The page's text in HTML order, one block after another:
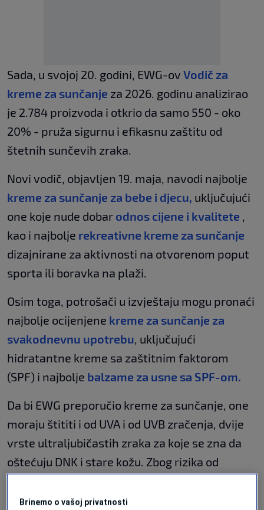
Sada, u svojoj 20. godini, EWG-ov Vodič za
kreme za sunčanje za 2026. godinu analizirao
je 2.784 proizvoda i otkrio da samo 550 - oko
20% - pruža sigurnu i efikasnu zaštitu od
štetnih sunčevih zraka.
Novi vodič, objavljen 19. maja, navodi najbolje
kreme za sunčanje za bebe i djecu, uključujući
one koje nude dobar odnos cijene i kvalitete
kao i najbolje rekreativne kreme za sunčanje
dizajnirane za aktivnosti na otvorenom poput
sporta ili boravka na plaži.
Osim toga, potrošači u izvještaju mogu pronaći
najbolje ocijenjene kreme za sunčanje za
svakodnevnu upotrebu , uključujući
hidratantne kreme sa zaštitnim faktorom
(SPF) i najbolje balzame za usne sa SPF-om.
Da bi EWG preporučio kreme za sunčanje, one
moraju štititi i od UVA i od UVB zračenja, dvije
vrste ultraljubičastih zraka za koje se zna da
oštećuju DNK i stare kožu. Zbog rizika od
Proizvođači ne mogu tvrditi da imaju SPF veći
Brinemo o vašoj privatnosti